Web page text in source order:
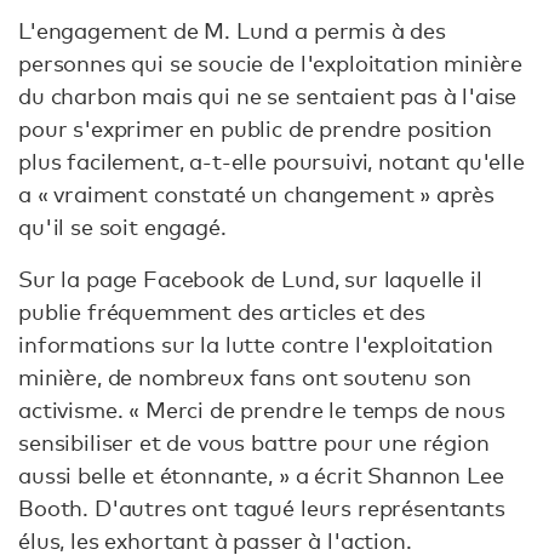
L'engagement de M. Lund a permis à des
personnes qui se soucie de l'exploitation minière
du charbon mais qui ne se sentaient pas à l'aise
pour s'exprimer en public de prendre position
plus facilement, a-t-elle poursuivi, notant qu'elle
a « vraiment constaté un changement » après
qu'il se soit engagé.
Sur la page Facebook de Lund, sur laquelle il
publie fréquemment des articles et des
informations sur la lutte contre l'exploitation
minière, de nombreux fans ont soutenu son
activisme. « Merci de prendre le temps de nous
sensibiliser et de vous battre pour une région
aussi belle et étonnante, » a écrit Shannon Lee
Booth. D'autres ont tagué leurs représentants
élus, les exhortant à passer à l'action.